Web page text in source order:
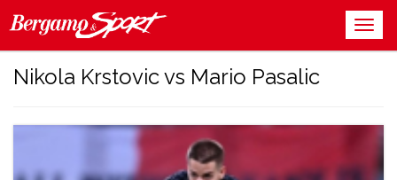
Nikola Krstovic vs Mario Pasalic